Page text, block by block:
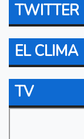
TWITTER
EL CLIMA
TV